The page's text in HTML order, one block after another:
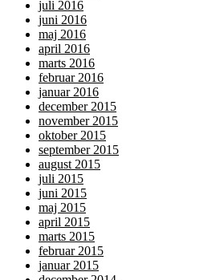
juli 2016
juni 2016
maj 2016
april 2016
marts 2016
februar 2016
januar 2016
december 2015
november 2015
oktober 2015
september 2015
august 2015
juli 2015
juni 2015
maj 2015
april 2015
marts 2015
februar 2015
januar 2015